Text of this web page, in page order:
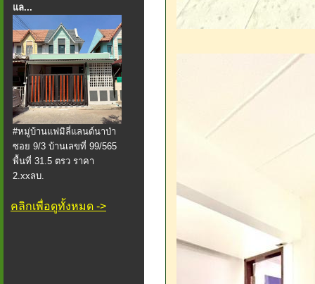
แล...
#หมู่บ้านแฟมิลี่แลนด์นาป่า
ซอย 9/3 บ้านเลขที่ 99/565
พื้นที่ 31.5 ตรว ราคา
2.xxลบ.
คลิกเพื่อดูทั้งหมด ->